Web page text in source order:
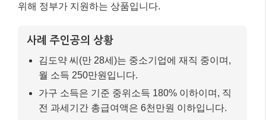
위해 정부가 지원하는 상품입니다.
사례 주인공의 상황
김도약 씨(만 28세)는 중소기업에 재직 중이며,
월 소득 250만원입니다.
가구 소득은 기준 중위소득 180% 이하이며, 직
전 과세기간 총급여액은 6천만원 이하입니다.